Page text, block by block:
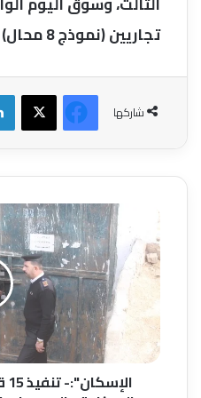
تجاريين (نموذج 8 محال) بمركز الحي الثاني، وموقف الأتوبيس الإقليمي بالترفيهية.
شاركها
فيسبوك‫X
الإسكان":-
تنفيذ
15
قرار
غلق
وتشميع
للوحدات
السكنية
والبدرومات
المخالفة